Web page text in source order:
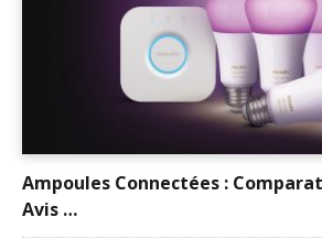
Ampoules Connectées :
Avis …